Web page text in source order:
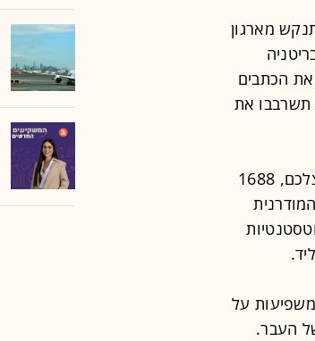
מארגון
בבריטניה
בדבלין, ב-1980, הוא פגש את הכתבים
תשרבבו את
ארגוב זקף גבה, והשיב שלשאלה כזאת לא ציפה מעיתונאי אירי. "הלוא אצלכם, 1688
המודרנית
על
העבר.